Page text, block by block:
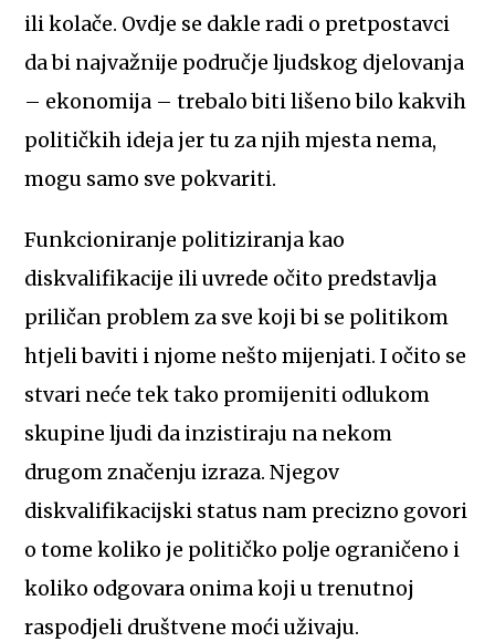
ili kolače. Ovdje se dakle radi o pretpostavci
da bi najvažnije područje ljudskog djelovanja
– ekonomija – trebalo biti lišeno bilo kakvih
političkih ideja jer tu za njih mjesta nema,
mogu samo sve pokvariti.
Funkcioniranje politiziranja kao
diskvalifikacije ili uvrede očito predstavlja
priličan problem za sve koji bi se politikom
htjeli baviti i njome nešto mijenjati. I očito se
stvari neće tek tako promijeniti odlukom
skupine ljudi da inzistiraju na nekom
drugom značenju izraza. Njegov
diskvalifikacijski status nam precizno govori
o tome koliko je političko polje ograničeno i
koliko odgovara onima koji u trenutnoj
raspodjeli društvene moći uživaju.